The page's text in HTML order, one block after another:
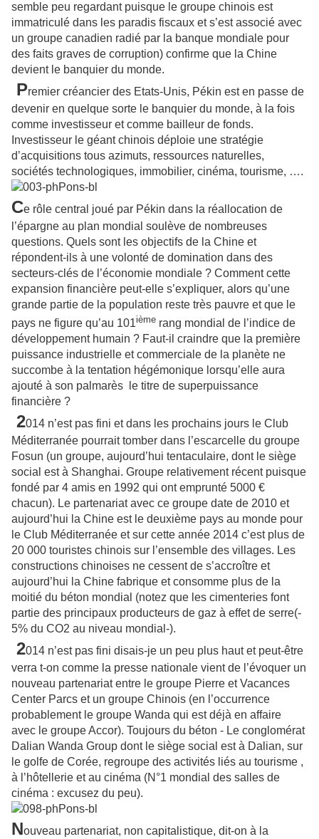
semble peu regardant puisque le groupe chinois est
immatriculé dans les paradis fiscaux et s’est associé avec
un groupe canadien radié par la banque mondiale pour
des faits graves de corruption) confirme que la Chine
devient le banquier du monde.
Premier créancier des Etats-Unis, Pékin est en passe de
devenir en quelque sorte le banquier du monde, à la fois
comme investisseur et comme bailleur de fonds.
Investisseur le géant chinois déploie une stratégie
d’acquisitions tous azimuts, ressources naturelles,
sociétés technologiques, immobilier, cinéma, tourisme, ….
Ce rôle central joué par Pékin dans la réallocation de
l’épargne au plan mondial soulève de nombreuses
questions. Quels sont les objectifs de la Chine et
répondent-ils à une volonté de domination dans des
secteurs-clés de l’économie mondiale ? Comment cette
expansion financière peut-elle s’expliquer, alors qu’une
grande partie de la population reste très pauvre et que le
pays ne figure qu’au 101ième rang mondial de l’indice de
développement humain ? Faut-il craindre que la première
puissance industrielle et commerciale de la planète ne
succombe à la tentation hégémonique lorsqu’elle aura
ajouté à son palmarès le titre de superpuissance
financière ?
2014 n’est pas fini et dans les prochains jours le Club
Méditerranée pourrait tomber dans l’escarcelle du groupe
Fosun (un groupe, aujourd’hui tentaculaire, dont le siège
social est à Shanghai. Groupe relativement récent puisque
fondé par 4 amis en 1992 qui ont emprunté 5000 €
chacun). Le partenariat avec ce groupe date de 2010 et
aujourd’hui la Chine est le deuxième pays au monde pour
le Club Méditerranée et sur cette année 2014 c’est plus de
20 000 touristes chinois sur l’ensemble des villages. Les
constructions chinoises ne cessent de s’accroître et
aujourd’hui la Chine fabrique et consomme plus de la
moitié du béton mondial (notez que les cimenteries font
partie des principaux producteurs de gaz à effet de serre(-
5% du CO2 au niveau mondial-).
2014 n’est pas fini disais-je un peu plus haut et peut-être
verra t-on comme la presse nationale vient de l’évoquer un
nouveau partenariat entre le groupe Pierre et Vacances
Center Parcs et un groupe Chinois (en l’occurrence
probablement le groupe Wanda qui est déjà en affaire
avec le groupe Accor). Toujours du béton - Le conglomérat
Dalian Wanda Group dont le siège social est à Dalian, sur
le golfe de Corée, regroupe des activités liés au tourisme ,
à l’hôtellerie et au cinéma (N°1 mondial des salles de
cinéma : excusez du peu).
Nouveau partenariat, non capitalistique, dit-on à la